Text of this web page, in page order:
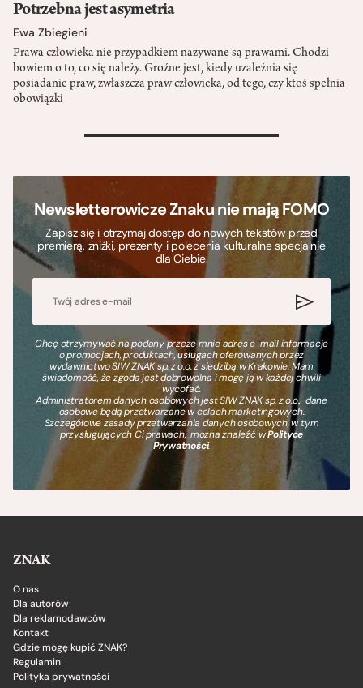
Potrzebna jest asymetria
Ewa Zbiegieni
Prawa człowieka nie przypadkiem nazywane są prawami. Chodzi
bowiem o to, co się należy. Groźne jest, kiedy uzależnia się
posiadanie praw, zwłaszcza praw człowieka, od tego, czy ktoś spełnia
obowiązki
>
Newsletterowicze Znaku nie mają FOMO
Zapisz się i otrzymaj dostęp do nowych tekstów przed
premierą, zniżki, prezenty i polecenia kulturalne specjalnie
dla Ciebie.
Chcę otrzymywać na podany przeze mnie adres e-mail informacje
o promocjach, produktach, usługach oferowanych przez
wydawnictwo SIW ZNAK sp. z o.o. z siedzibą w Krakowie. Mam
świadomość, że zgoda jest dobrowolna i mogę ją w każdej chwili
wycofać.
Administratorem danych osobowych jest SIW ZNAK sp. z o.o., dane
osobowe będą przetwarzane w celach marketingowych.
Szczegółowe zasady przetwarzania danych osobowych, w tym
przysługujących Ci prawach, można znaleźć wPolityce
Prywatności.
ZNAK
O nas
Dla autorów
Dla reklamodawców
Kontakt
Gdzie mogę kupić ZNAK?
Regulamin
Polityka prywatności